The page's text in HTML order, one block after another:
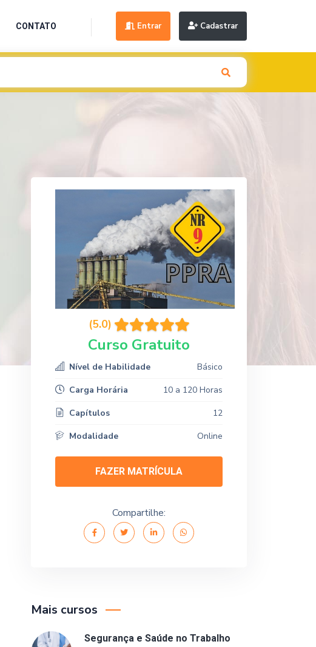
CONTATO Entrar Cadastrar
(5.0)
Curso Gratuito
Nível de Habilidade
Básico
Carga Horária
10 a 120 Horas
Capítulos
12
Modalidade
Online
FAZER MATRÍCULA
Compartilhe:
Mais cursos
Segurança e Saúde no Trabalho